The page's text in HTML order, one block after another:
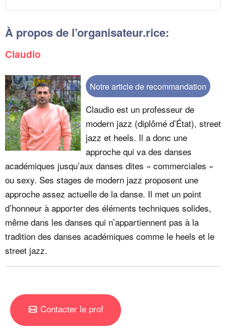
À propos de l’organisateur.rice:
Claudio
Notre article de recommandation
Claudio est un professeur de
modern jazz (diplômé d’État), street
jazz et heels. Il a donc une
approche qui va des danses
académiques jusqu’aux danses dites « commerciales »
ou sexy. Ses stages de modern jazz proposent une
approche assez actuelle de la danse. Il met un point
d’honneur à apporter des éléments techniques solides,
même dans les danses qui n’appartiennent pas à la
tradition des danses académiques comme le heels et le
street jazz.
Contacter le prof